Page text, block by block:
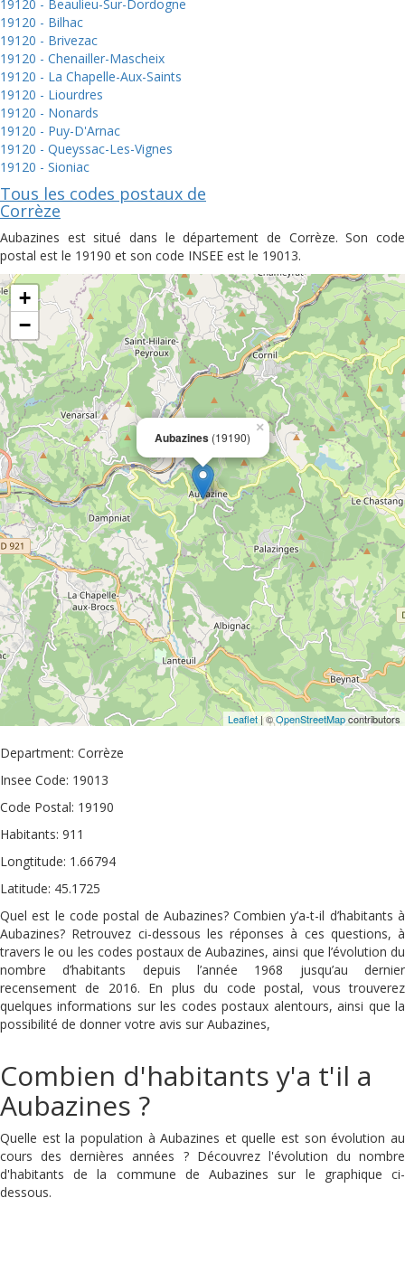
19120 - Beaulieu-Sur-Dordogne
19120 - Bilhac
19120 - Brivezac
19120 - Chenailler-Mascheix
19120 - La Chapelle-Aux-Saints
19120 - Liourdres
19120 - Nonards
19120 - Puy-D'Arnac
19120 - Queyssac-Les-Vignes
19120 - Sioniac
Tous les codes postaux de
Corrèze
Aubazines est situé dans le département de Corrèze. Son code
postal est le 19190 et son code INSEE est le 19013.
Aubazines (19190)
×
+
−
Leaflet| ©OpenStreetMapcontributors
Department: Corrèze
Insee Code: 19013
Code Postal: 19190
Habitants: 911
Longtitude: 1.66794
Latitude: 45.1725
Quel est le code postal de Aubazines? Combien y’a-t-il d’habitants à
Aubazines? Retrouvez ci-dessous les réponses à ces questions, à
travers le ou les codes postaux de Aubazines, ainsi que l’évolution du
nombre d’habitants depuis l’année 1968 jusqu’au dernier
recensement de 2016. En plus du code postal, vous trouverez
quelques informations sur les codes postaux alentours, ainsi que la
possibilité de donner votre avis sur Aubazines,
Combien d'habitants y'a t'il a
Aubazines ?
Quelle est la population à Aubazines et quelle est son évolution au
cours des dernières années ? Découvrez l'évolution du nombre
d'habitants de la commune de Aubazines sur le graphique ci-
dessous.